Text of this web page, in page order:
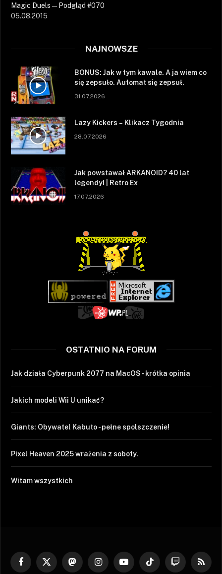
Magic Duels — Podgląd #070
05.08.2015
NAJNOWSZE
BONUS: Jak w tym kawale. A ja wiem co
się zepsuło. Automat się zepsuł.
31.07.2026
Lazy Kickers – Klikacz Tygodnia
28.07.2026
Jak powstawał ARKANOID? 40 lat
legendy! | Retro Ex
17.07.2026
OSTATNIO NA FORUM
Jak działa Cyberpunk 2077 na MacOS - krótka opinia
Jakich modeli Wii U unikać?
Giants: Obywatel Kabuto - pełne spolszczenie!
Pixel Heaven 2025 wrażenia z soboty.
Witam wszystkich
Facebook
X
MastodonInstagramYouTubeTikTok Twitch RSS